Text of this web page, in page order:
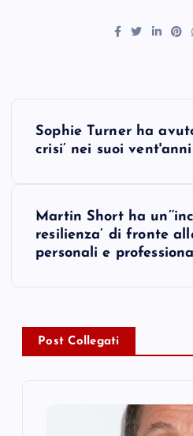
v
Sophie Turner ha
crisi’ nei suoi vent'anni
Martin Short ha
resilienza’ di fronte
personali e
Post Collegati